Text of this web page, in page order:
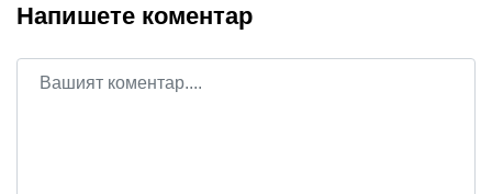
Напишете коментар